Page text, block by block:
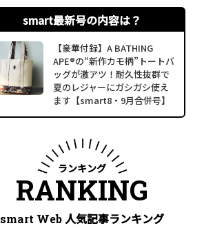
smart最新号の内容は？
【豪華付録】A BATHING
APE®の“新作カモ柄”トートバ
ッグが激アツ！耐久性抜群で
夏のレジャーにガシガシ使え
ます【smart8・9月合併号】
ランキング
RANKING
smart Web人気記事ランキング